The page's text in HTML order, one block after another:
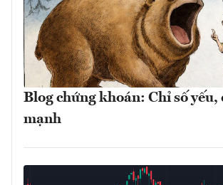
Blog chứng khoán: Chỉ số yếu,
mạnh